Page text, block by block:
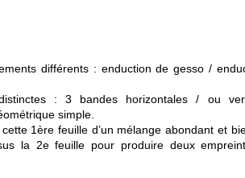
différents : enduction de gesso /
: 3 bandes horizontales / ou
simple.
1ère feuille d’un mélange abondant et
la 2e feuille pour produire deux